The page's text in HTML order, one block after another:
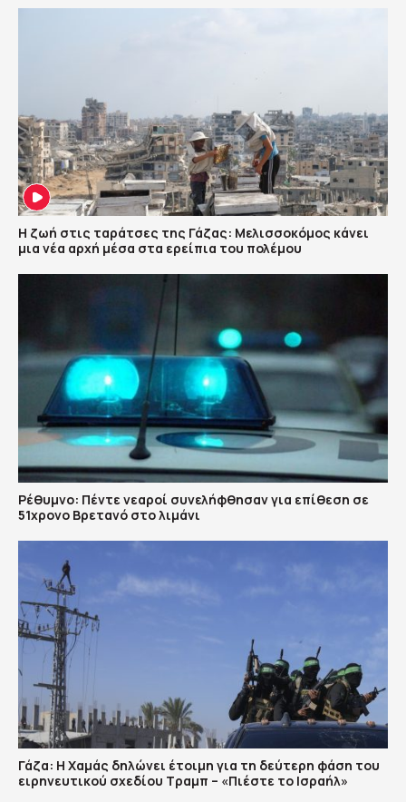
Η ζωή στις ταράτσες της Γάζας: Μελισσοκόμος κάνει
μια νέα αρχή μέσα στα ερείπια του πολέμου
Ρέθυμνο: Πέντε νεαροί συνελήφθησαν για επίθεση σε
51χρονο Βρετανό στο λιμάνι
Γάζα: Η Χαμάς δηλώνει έτοιμη για τη δεύτερη φάση του
ειρηνευτικού σχεδίου Τραμπ – «Πιέστε το Ισραήλ»